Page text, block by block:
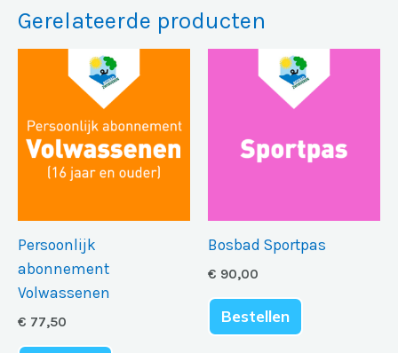
Gerelateerde producten
Persoonlijk
abonnement
Volwassenen
€ 77,50
Bosbad Sportpas
€ 90,00
Bestellen